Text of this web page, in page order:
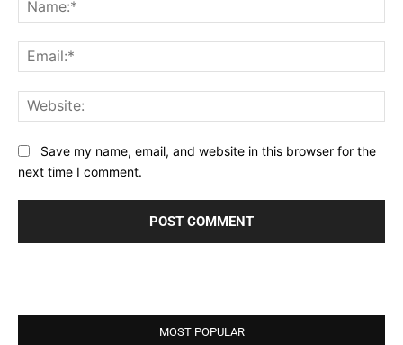
Save my name, email, and website in this browser for the
next time I comment.
MOST POPULAR